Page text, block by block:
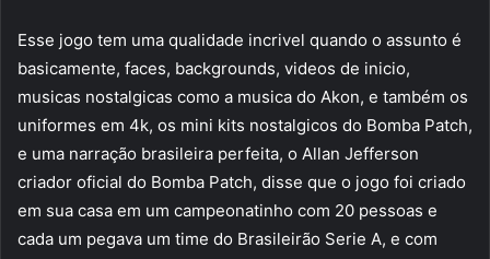
Esse jogo tem uma qualidade incrivel quando o assunto é
basicamente, faces, backgrounds, videos de inicio,
musicas nostalgicas como a musica do Akon, e também os
uniformes em 4k, os mini kits nostalgicos do Bomba Patch,
e uma narração brasileira perfeita, o Allan Jefferson
criador oficial do Bomba Patch, disse que o jogo foi criado
em sua casa em um campeonatinho com 20 pessoas e
cada um pegava um time do Brasileirão Serie A, e com